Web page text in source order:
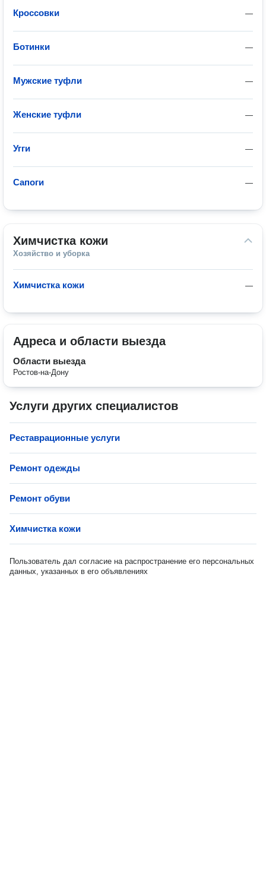
—
Кроссовки
—
Ботинки
—
Мужские туфли
—
Женские туфли
—
Угги
—
Сапоги
Химчистка кожи
Хозяйство и уборка
—
Химчистка кожи
Адреса и области выезда
Области выезда
Ростов-на-Дону
Услуги других специалистов
Реставрационные услуги
Ремонт одежды
Ремонт обуви
Химчистка кожи
Пользователь дал согласие на распространение его персональных
данных, указанных в его объявлениях